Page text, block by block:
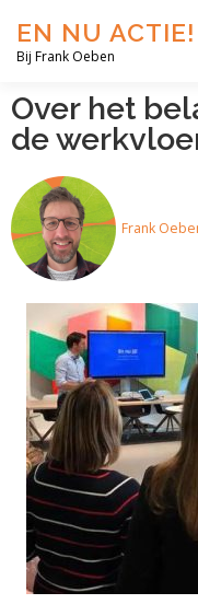
EN NU ACTIE!
Bij Frank Oeben
EN NU JIJ! EN
BLOG
Over het
de
Frank